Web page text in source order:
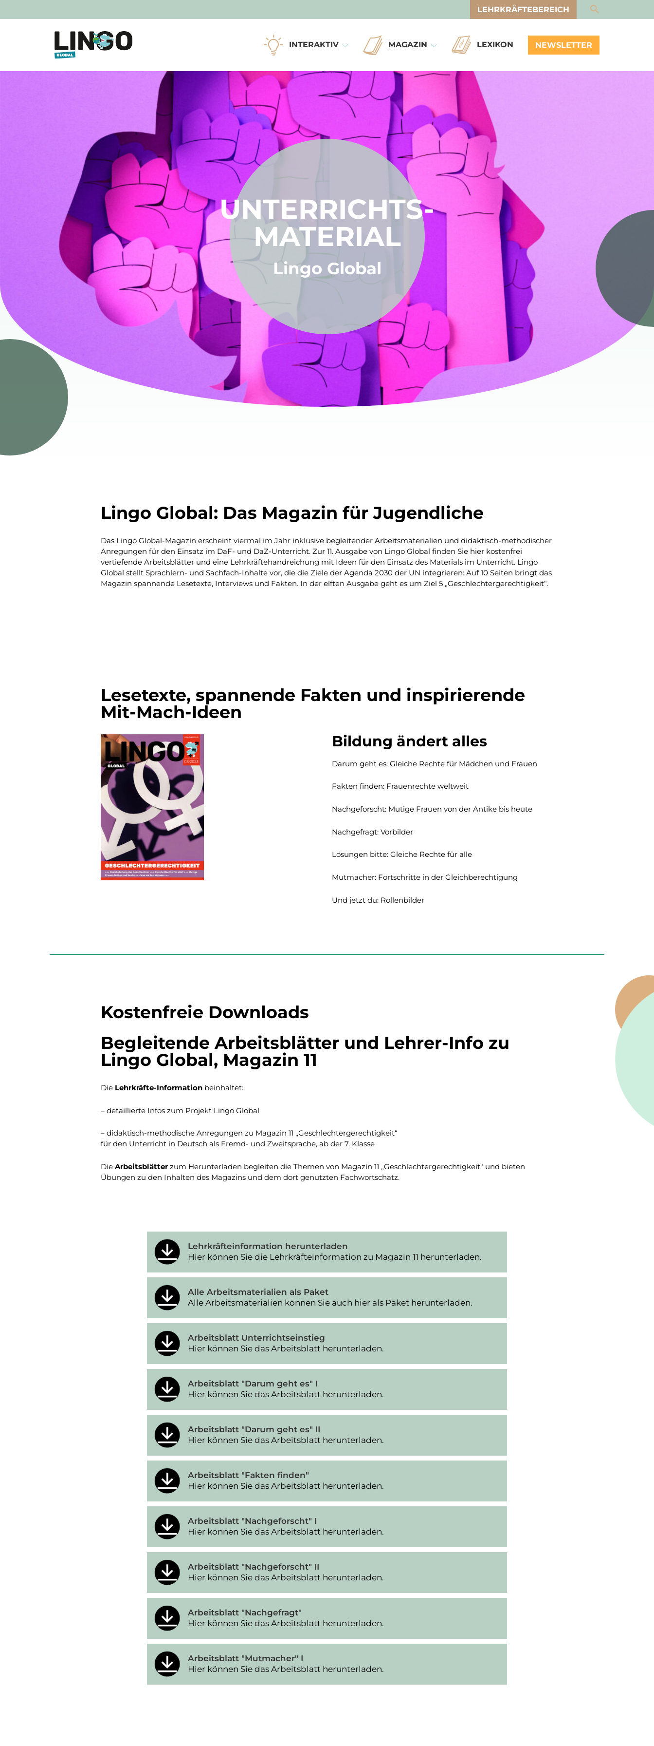
LEHRKRÄFTEBEREICH
INTERAKTIV MAGAZIN LEXIKON NEWSLETTER
UNTERRICHTS-
MATERIAL
Lingo Global
Lingo Global: Das Magazin für Jugendliche
Das Lingo Global-Magazin erscheint viermal im Jahr inklusive begleitender Arbeitsmaterialien und didaktisch-methodischer
Anregungen für den Einsatz im DaF- und DaZ-Unterricht. Zur 11. Ausgabe von Lingo Global finden Sie hier kostenfrei
vertiefende Arbeitsblätter und eine Lehrkräftehandreichung mit Ideen für den Einsatz des Materials im Unterricht. Lingo
Global stellt Sprachlern- und Sachfach-Inhalte vor, die die Ziele der Agenda 2030 der UN integrieren: Auf 10 Seiten bringt das
Magazin spannende Lesetexte, Interviews und Fakten. In der elften Ausgabe geht es um Ziel 5 „Geschlechtergerechtigkeit“.
Lesetexte, spannende Fakten und inspirierende
Mit-Mach-Ideen
Bildung ändert alles
Darum geht es: Gleiche Rechte für Mädchen und Frauen
Fakten finden: Frauenrechte weltweit
Nachgeforscht: Mutige Frauen von der Antike bis heute
Nachgefragt: Vorbilder
Lösungen bitte: Gleiche Rechte für alle
Mutmacher: Fortschritte in der Gleichberechtigung
Und jetzt du: Rollenbilder
Kostenfreie Downloads
Begleitende Arbeitsblätter und Lehrer-Info zu
Lingo Global, Magazin 11
Die Lehrkräfte-Informationbeinhaltet:
– detaillierte Infos zum Projekt Lingo Global
– didaktisch-methodische Anregungen zu Magazin 11 „Geschlechtergerechtigkeit“
für den Unterricht in Deutsch als Fremd- und Zweitsprache, ab der 7. Klasse
Die Arbeitsblätterzum Herunterladen begleiten die Themen von Magazin 11 „Geschlechtergerechtigkeit“ und bieten
Übungen zu den Inhalten des Magazins und dem dort genutzten Fachwortschatz.
Lehrkräfteinformation herunterladen
Hier können Sie die Lehrkräfteinformation zu Magazin 11 herunterladen.
Alle Arbeitsmaterialien als Paket
Alle Arbeitsmaterialien können Sie auch hier als Paket herunterladen.
Arbeitsblatt Unterrichtseinstieg
Hier können Sie das Arbeitsblatt herunterladen.
Arbeitsblatt "Darum geht es" I
Hier können Sie das Arbeitsblatt herunterladen.
Arbeitsblatt "Darum geht es" II
Hier können Sie das Arbeitsblatt herunterladen.
Arbeitsblatt "Fakten finden"
Hier können Sie das Arbeitsblatt herunterladen.
Arbeitsblatt "Nachgeforscht" I
Hier können Sie das Arbeitsblatt herunterladen.
Arbeitsblatt "Nachgeforscht" II
Hier können Sie das Arbeitsblatt herunterladen.
Arbeitsblatt "Nachgefragt"
Hier können Sie das Arbeitsblatt herunterladen.
Arbeitsblatt "Mutmacher" I
Hier können Sie das Arbeitsblatt herunterladen.